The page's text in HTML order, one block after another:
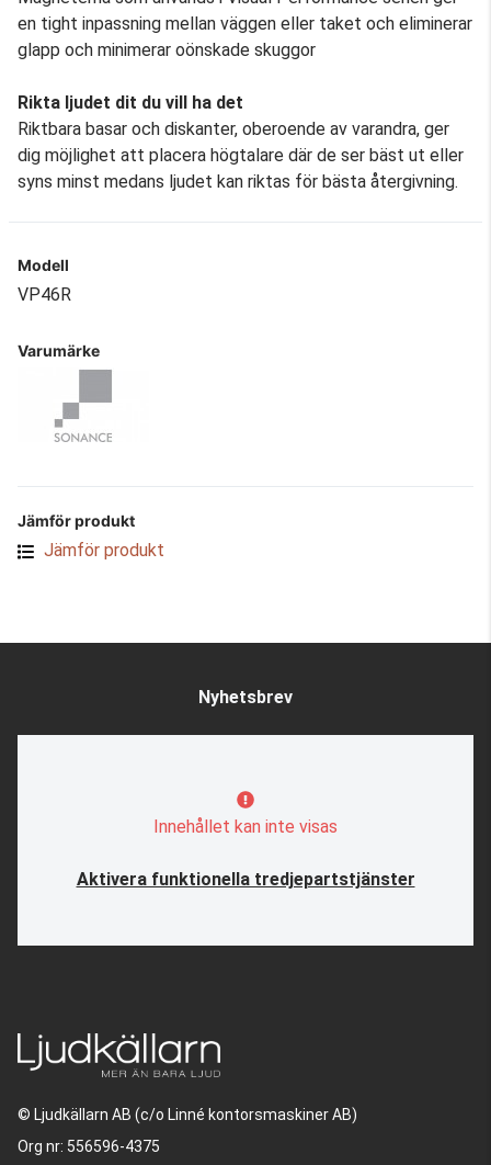
en tight inpassning mellan väggen eller taket och eliminerar
glapp och minimerar oönskade skuggor
Rikta ljudet dit du vill ha det
Riktbara basar och diskanter, oberoende av varandra, ger
dig möjlighet att placera högtalare där de ser bäst ut eller
syns minst medans ljudet kan riktas för bästa återgivning.
Modell
VP46R
Varumärke
Jämför produkt
Jämför produkt
Nyhetsbrev
Innehållet kan inte visas
Aktivera funktionella tredjepartstjänster
© Ljudkällarn AB (c/o Linné kontorsmaskiner AB)
Org nr: 556596-4375